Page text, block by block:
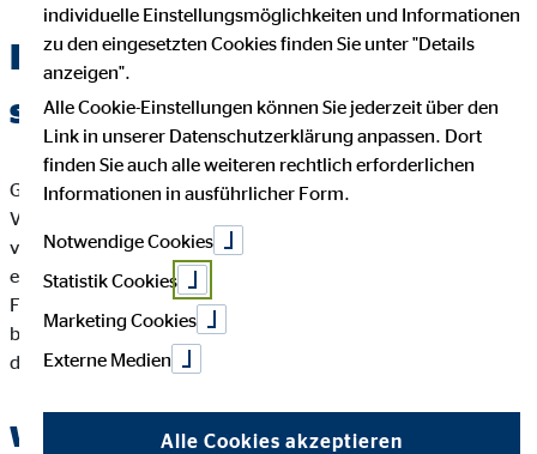
Haft­pflichtschutz – Dein
starkes Fundament
Gerade auf der Baustelle kann ein Fehler schnell für hohe
Verluste sorgen: Ein Farbeimer kippt um oder ein Kabel wird
versehentlich aus der Wand gerissen. Noch schlimmer: Wegen
einer fehlenden Absperrung fällt ein Passant in die Baugrube.
Für den Schaden muss dein Unternehmen aufkommen. Hierfür
benötigst du einen zuverlässigen Haft­pflichtschutz, der für
dich unter anderem den Schadenersatz übernimmt.
Wichtige Deckungen für deine
individuelle Einstellungsmöglichkeiten und Informationen
zu den eingesetzten Cookies finden Sie unter "Details
anzeigen".
Alle Cookie-Einstellungen können Sie jederzeit über den
Link in unserer Datenschutzerklärung anpassen. Dort
finden Sie auch alle weiteren rechtlich erforderlichen
Informationen in ausführlicher Form.
Notwendige Cookies
Statistik Cookies
Marketing Cookies
Externe Medien
Alle Cookies akzeptieren